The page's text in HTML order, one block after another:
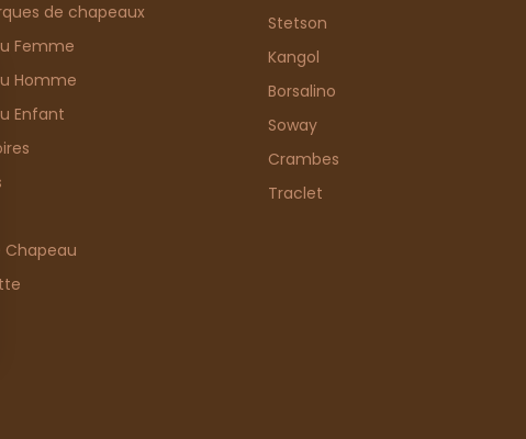
de chapeaux
Femme
Homme
Enfant
Chapeau
Stetson
Kangol
Borsalino
Soway
Crambes
Traclet